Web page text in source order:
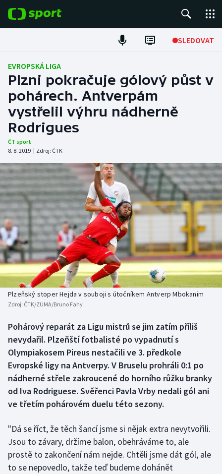
SLEDOVAT
Fotbal
Hokej
Tenis
Atletika
DALŠÍ SPORTY
Americký fotbal
Baseball a softbal
Basketbal
Biatlon
Boby a skeleton
Box
Curling
Dostihy
Florbal
Golf
Gymnastika
NEPŘEHLÉDNĚTE
Soutěže
Historické návraty
Aplikace ČT sport
AZ kvíz
EVROPSKÁ LIGA
Plzni pokračuje gólový půst v
pohárech. Antverpám
vystřelil výhru nádherně
Rodrigues
ČT sport
8. 8. 2019 | Zdroj: ČTK
Plzeňský stoper Hejda v souboji s útočníkem Antverp Mbokanim
Zdroj: ČTK/ZUMA/Bruno Fahy
Pohárový reparát za Ligu mistrů se jim zatím příliš
nevydařil. Plzeňští fotbalisté po vypadnutí s
Olympiakosem Pireus nestačili ve 3. předkole
Evropské ligy na Antverpy. V Bruselu prohráli 0:1 po
nádherné střele zakroucené do horního růžku branky
od Iva Rodriguese. Svěřenci Pavla Vrby nedali gól ani
ve třetím pohárovém duelu této sezony.
"Dá se říct, že těch šancí jsme si nějak extra nevytvořili.
Jsou to závary, držíme balon, obehráváme to, ale
prostě to zakončení nám nejde. Chtěli jsme dát gól, ale
to se nepovedlo, takže teď budeme dohánět